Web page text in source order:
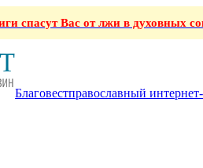
спасут Вас от лжи в духовных
Благовестправославный